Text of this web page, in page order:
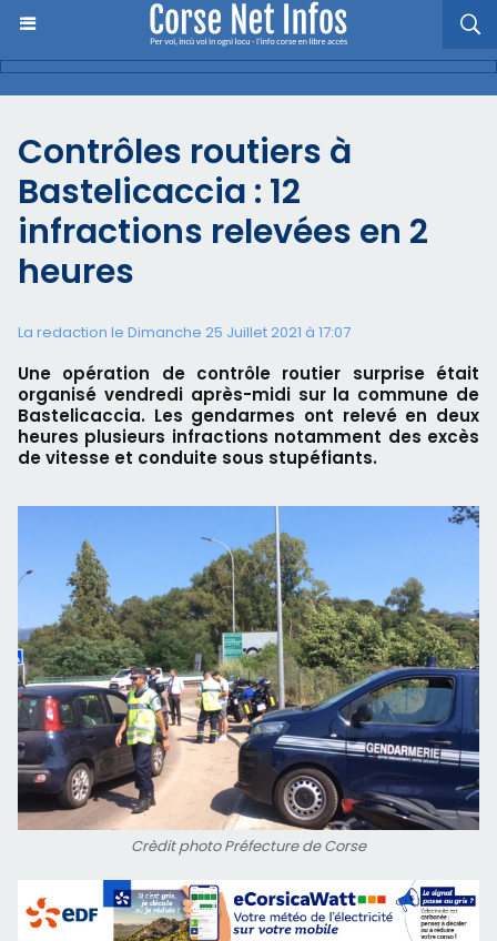
Contrôles routiers à
Bastelicaccia : 12
infractions relevées en 2
heures
La redaction le Dimanche 25 Juillet 2021 à 17:07
Une opération de contrôle routier surprise était
organisé vendredi après-midi sur la commune de
Bastelicaccia. Les gendarmes ont relevé en deux
heures plusieurs infractions notamment des excès
de vitesse et conduite sous stupéfiants.
Crèdit photo Préfecture de Corse